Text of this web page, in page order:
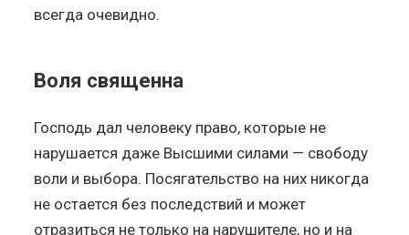
всегда очевидно.
Воля священна
Господь дал человеку право, которые не
нарушается даже Высшими силами — свободу
воли и выбора. Посягательство на них никогда
не остается без последствий и может
отразиться не только на нарушителе, но и на